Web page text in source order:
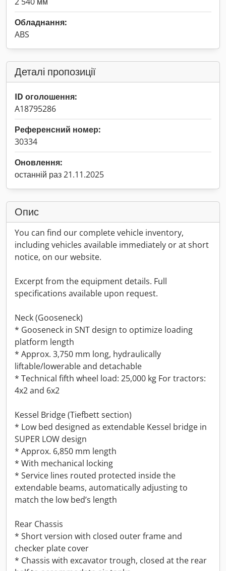
Обладнання:
ABS
Деталі пропозиції
ID оголошення:
A18795286
Референсний номер:
30334
Оновлення:
останній раз 21.11.2025
Опис
You can find our complete vehicle inventory,
including vehicles available immediately or at short
notice, on our website.
Excerpt from the equipment details. Full
specifications available upon request.
Neck (Gooseneck)
* Gooseneck in SNT design to optimize loading
platform length
* Approx. 3,750 mm long, hydraulically
liftable/lowerable and detachable
* Technical fifth wheel load: 25,000 kg For tractors:
4x2 and 6x2
Kessel Bridge (Tiefbett section)
* Low bed designed as extendable Kessel bridge in
SUPER LOW design
* Approx. 6,850 mm length
* With mechanical locking
* Service lines routed protected inside the
extendable beams, automatically adjusting to
match the low bed’s length
Rear Chassis
* Short version with closed outer frame and
checker plate cover
* Chassis with excavator trough, closed at the rear